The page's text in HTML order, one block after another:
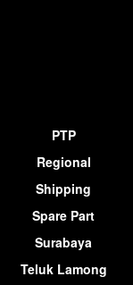
PTP
Regional
Shipping
Spare Part
Surabaya
Teluk Lamong